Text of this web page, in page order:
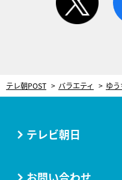
テレ朝POST バラエティ
テレビ朝日